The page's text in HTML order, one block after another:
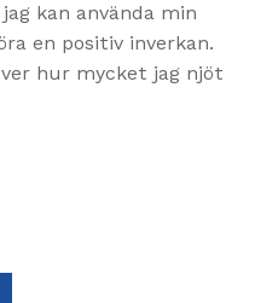
kan använda min
en positiv inverkan.
hur mycket jag njöt